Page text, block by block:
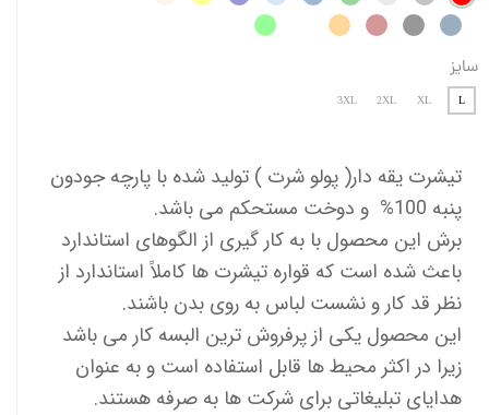
سایز
L
XL
2XL
3XL
تیشرت یقه دار( پولو شرت ) تولید شده با پارچه جودون
پنبه 100% و دوخت مستحکم می باشد.
برش این محصول با به کار گیری از الگوهای استاندارد
باعث شده است که قواره تیشرت ها کاملاً استاندارد از
نظر قد کار و نشست لباس به روی بدن باشند.
این محصول یکی از پرفروش ترین البسه کار می باشد
زیرا در اکثر محیط ها قابل استفاده است و به عنوان
هدایای تبلیغاتی برای شرکت ها به صرفه هستند.